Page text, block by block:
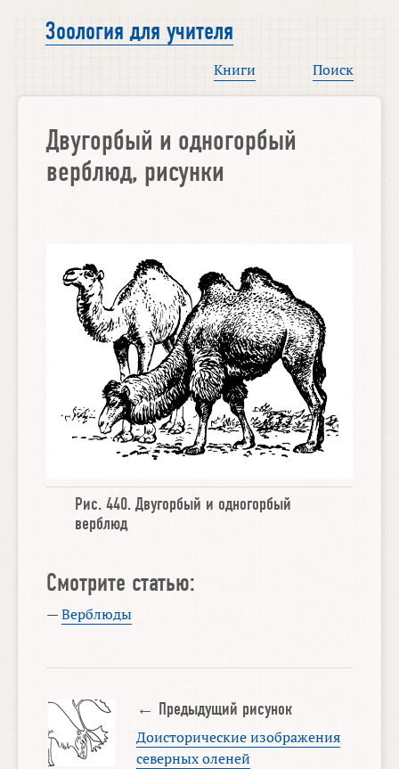
Зоология для учителя
Книги Поиск
Двугорбый и одногорбый
верблюд, рисунки
Рис. 440.Двугорбый и одногорбый
верблюд
Смотрите статью:
—Верблюды
← Предыдущий рисунок
Доисторические изображения
северных оленей